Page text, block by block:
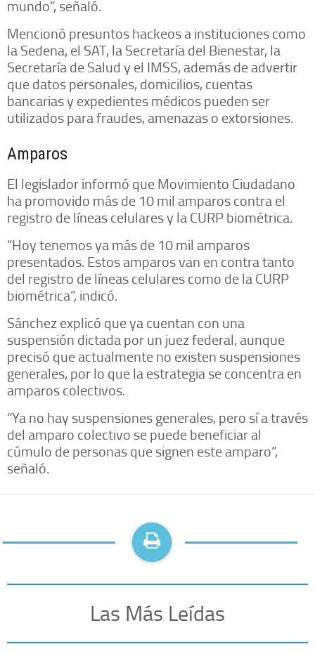
mundo”, señaló.
Mencionó presuntos hackeos a instituciones como
la Sedena, el SAT, la Secretaría del Bienestar, la
Secretaría de Salud y el IMSS, además de advertir
que datos personales, domicilios, cuentas
bancarias y expedientes médicos pueden ser
utilizados para fraudes, amenazas o extorsiones.
Amparos
El legislador informó que Movimiento Ciudadano
ha promovido más de 10 mil amparos contra el
registro de líneas celulares y la CURP biométrica.
“Hoy tenemos ya más de 10 mil amparos
presentados. Estos amparos van en contra tanto
del registro de líneas celulares como de la CURP
biométrica”, indicó.
Sánchez explicó que ya cuentan con una
suspensión dictada por un juez federal, aunque
precisó que actualmente no existen suspensiones
generales, por lo que la estrategia se concentra en
amparos colectivos.
“Ya no hay suspensiones generales, pero sí a través
del amparo colectivo se puede beneficiar al
cúmulo de personas que signen este amparo”,
señaló.
Las Más Leídas